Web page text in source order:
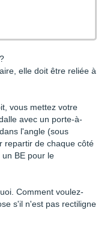
elle doit être reliée à
vous mettez votre
avec un porte-à-
l'angle (sous
repartir de chaque côté
BE pour le
Comment voulez-
s'il n'est pas rectiligne